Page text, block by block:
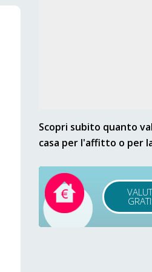
Scopri subito quanto
casa per l'affitto o per